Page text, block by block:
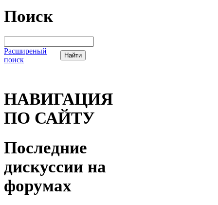
Поиск
Расширеный
поиск
НАВИГАЦИЯ
ПО САЙТУ
Последние
дискуссии на
форумах